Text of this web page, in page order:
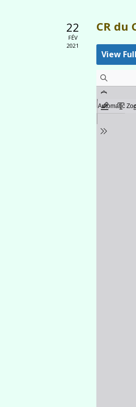
22
FÉV
2021
CR du
View